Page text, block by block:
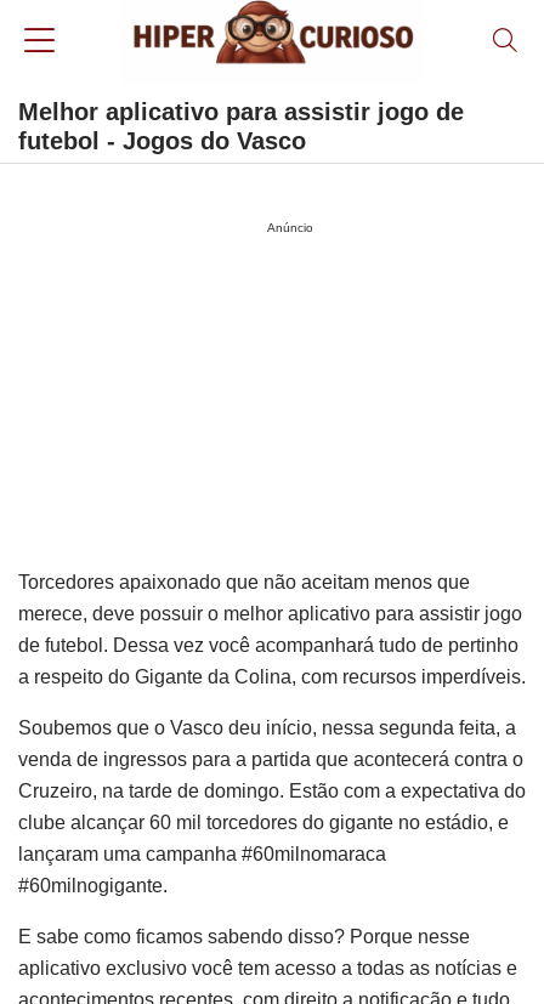
Melhor aplicativo para assistir jogo de
futebol - Jogos do Vasco
Anúncio
Torcedores apaixonado que não aceitam menos que
merece, deve possuir o melhor aplicativo para assistir jogo
de futebol. Dessa vez você acompanhará tudo de pertinho
a respeito do Gigante da Colina, com recursos imperdíveis.
Soubemos que o Vasco deu início, nessa segunda feita, a
venda de ingressos para a partida que acontecerá contra o
Cruzeiro, na tarde de domingo. Estão com a expectativa do
clube alcançar 60 mil torcedores do gigante no estádio, e
lançaram uma campanha #60milnomaraca
#60milnogigante.
E sabe como ficamos sabendo disso? Porque nesse
aplicativo exclusivo você tem acesso a todas as notícias e
acontecimentos recentes, com direito a notificação e tudo